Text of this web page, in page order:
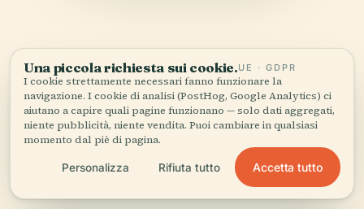
FONTI
Verificato,e mostrato.
Ricercata e scritta dal team editoriale di Audiala a
partire da documenti storici, archivi architettonici e
Una piccola richiesta sui cookie.UE · GDPR
I cookie strettamente necessari fanno funzionare la
navigazione. I cookie di analisi (PostHog, Google Analytics) ci
aiutano a capire quali pagine funzionano — solo dati aggregati,
niente pubblicità, niente vendita. Puoi cambiare in qualsiasi
momento dal piè di pagina.
Personalizza Rifiuta tutto Accetta tutto